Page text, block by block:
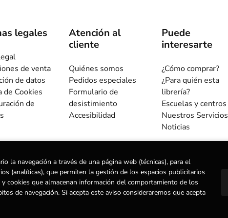
legales
de venta
de datos
de Cookies
de
Atención al
cliente
Quiénes somos
Pedidos especiales
Formulario de
desistimiento
Accesibilidad
Puede
interesarte
¿Cómo comprar?
¿Para quién esta
librería?
Escuelas y centros
Nuestros Servicios
Noticias
|Trevenque Group
la navegación a través de una página web (técnicas), para el
(analíticas), que permiten la gestión de los espacios publicitarios
cookies que almacenan información del comportamiento de los
de navegación. Si acepta este aviso consideraremos que acepta